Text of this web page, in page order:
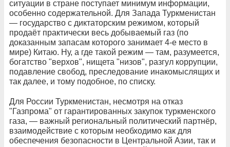
ситуации в стране поступает минимум информации,
особенно содержательной. Для Запада Туркменистан
— государство с диктаторским режимом, который
продаёт практически весь добываемый газ (по
доказанным запасам которого занимает 4-е место в
мире) Китаю. Ну, а где такой режим — там, разумеется,
богатство "верхов", нищета "низов", разгул коррупции,
подавление свобод, преследование инакомыслящих и
так далее, и тому подобное, по списку.
Для России Туркменистан, несмотря на отказ
"Газпрома" от гарантированных закупок туркменского
газа, — важный региональный политический партнёр,
взаимодействие с которым необходимо как для
обеспечения безопасности в Центральной Азии, так и